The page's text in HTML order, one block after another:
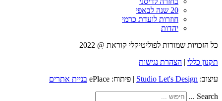
20 שנה לבאפי
חוזרות לועדת כרמי
יהדות
כל הזכויות שמורות לפוליטיקלי קוראת @ 2022
תקנון כללי | הצהרת נגישות
עיצוב: Studio Let's Design | פיתוח: ePlace בניית אתרים
Search ...